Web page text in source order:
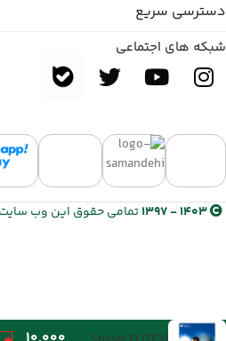
دسترسی سریع
شبکه های اجتماعی
1403 - 1397 تمامی حقوق این وب